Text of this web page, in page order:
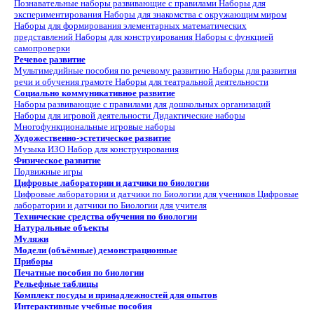
Познавательные наборы развивающие с правилами Наборы для
экспериментирования Наборы для знакомства с окружающим миром
Наборы для формирования элементарных математических
представлений Наборы для конструирования Наборы с функцией
самопроверки
Речевое развитие
Мультимедийные пособия по речевому развитию Наборы для развития
речи и обучения грамоте Наборы для театральной деятельности
Социально коммуникативное развитие
Наборы развивающие с правилами для дошкольных организаций
Наборы для игровой деятельности Дидактические наборы
Многофункциональные игровые наборы
Художественно-эстетическое развитие
Музыка ИЗО Набор для конструирования
Физическое развитие
Подвижные игры
Цифровые лаборатории и датчики по биологии
Цифровые лаборатории и датчики по Биологии для учеников Цифровые
лаборатории и датчики по Биологии для учителя
Технические средства обучения по биологии
Натуральные объекты
Муляжи
Модели (объёмные) демонстрационные
Приборы
Печатные пособия по биологии
Рельефные таблицы
Комплект посуды и принадлежностей для опытов
Интерактивные учебные пособия